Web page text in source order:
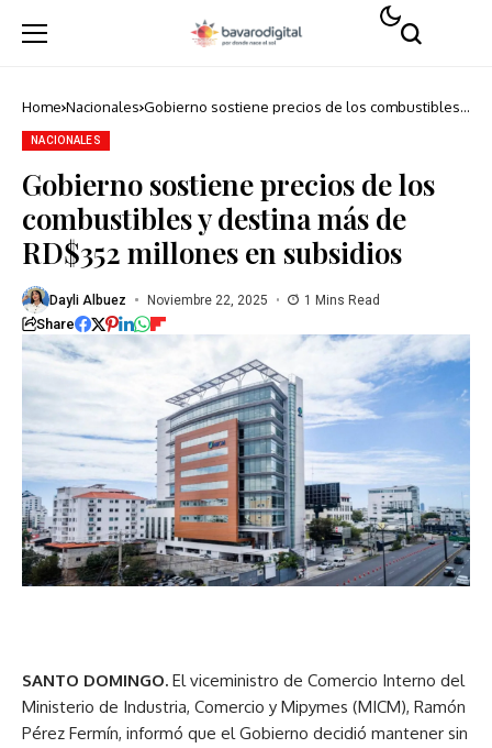
Home Nacionales Gobierno sostiene precios de los combustibles y
NACIONALES
Gobierno sostiene precios de los
combustibles y destina más de
RD$352 millones en subsidios
Dayli Albuez Noviembre 22, 2025 1 Mins Read
Share
SANTO DOMINGO. El viceministro de Comercio Interno del
Ministerio de Industria, Comercio y Mipymes (MICM), Ramón
Pérez Fermín, informó que el Gobierno decidió mantener sin